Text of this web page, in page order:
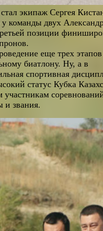
экипаж Сергея
команды двух
позиции
еще трех этапов
биатлону. Ну, а в
спортивная
статус Кубка
и звания.